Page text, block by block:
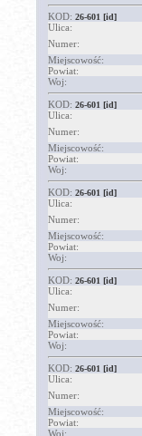
KOD: 26-601 [id]
Ulica:
Numer:
Miejscowość:
Powiat:
Woj:
KOD: 26-601 [id]
Ulica:
Numer:
Miejscowość:
Powiat:
Woj:
KOD: 26-601 [id]
Ulica:
Numer:
Miejscowość:
Powiat:
Woj:
KOD: 26-601 [id]
Ulica:
Numer:
Miejscowość:
Powiat:
Woj:
KOD: 26-601 [id]
Ulica:
Numer:
Miejscowość:
Powiat:
Woj: